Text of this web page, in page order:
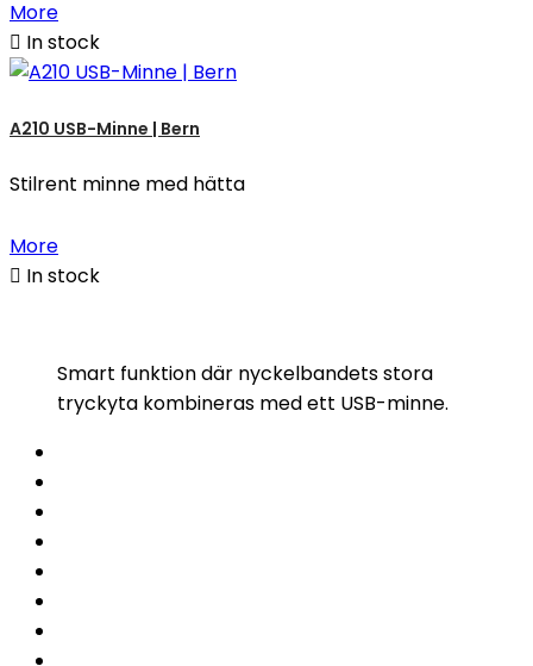
More
 In stock
A210 USB-Minne | Bern
Stilrent minne med hätta
More
 In stock
Smart funktion där nyckelbandets stora
tryckyta kombineras med ett USB-minne.